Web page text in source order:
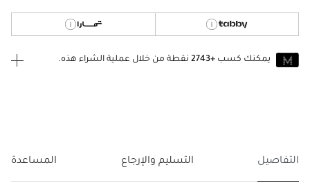
يمكنك كسب +2743
نقطة من خلال عملية الشراء هذه.
التفاصيل التسليم والإرجاع المساعدة